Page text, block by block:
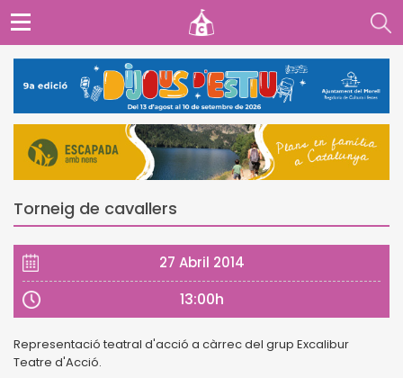
Torneig de cavallers
27 Abril 2014
13:00h
Representació teatral d'acció a càrrec del grup Excalibur
Teatre d'Acció.